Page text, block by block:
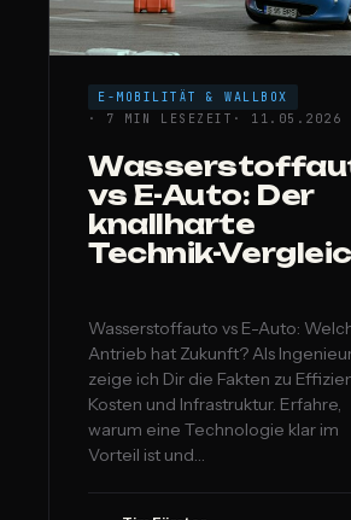
E-MOBILITÄT & WALLBOX
· 7 MIN LESEZEIT · 11.05.2026
vs E-Auto: Der
knallharte
Technik-
Wasserstoffauto vs E-Auto:
Antrieb hat Zukunft? Als
zeige ich Dir die Fakten zu
Kosten und Infrastruktur. Erfahre,
warum eine Technologie klar im
Vorteil ist und…